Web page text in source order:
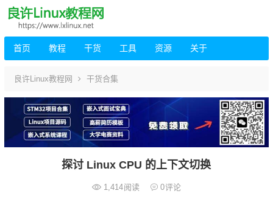
首页 教程 干货 工具 资源 关于
良许Linux教程网 干货合集
探讨 Linux CPU 的上下文切换
1,414阅读 0评论